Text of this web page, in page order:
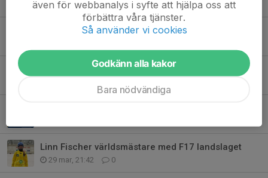
27 maj, 21:54 1
SBK volontärer till Uggla & Gbg Brinner
SBK volontärer till Göteborg Brinner 22/8
Linn Fischer världsmästare med F17 landslaget
29 mar, 21:42 0
även för webbanalys i syfte att hjälpa oss att
förbättra våra tjänster.
Så använder vi cookies
Godkänn alla kakor
Bara nödvändiga